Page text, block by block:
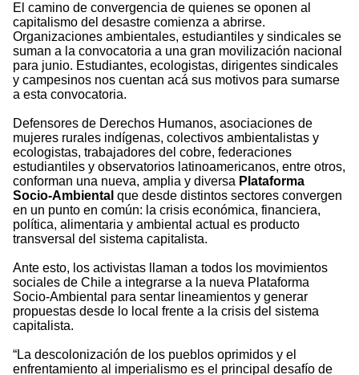
El camino de convergencia de quienes se oponen al
capitalismo del desastre comienza a abrirse.
Organizaciones ambientales, estudiantiles y sindicales se
suman a la convocatoria a una gran movilización nacional
para junio. Estudiantes, ecologistas, dirigentes sindicales
y campesinos nos cuentan acá sus motivos para sumarse
a esta convocatoria.
Defensores de Derechos Humanos, asociaciones de
mujeres rurales indígenas, colectivos ambientalistas y
ecologistas, trabajadores del cobre, federaciones
estudiantiles y observatorios latinoamericanos, entre otros,
conforman una nueva, amplia y diversa Plataforma
Socio-Ambiental que desde distintos sectores convergen
en un punto en común: la crisis económica, financiera,
política, alimentaria y ambiental actual es producto
transversal del sistema capitalista.
Ante esto, los activistas llaman a todos los movimientos
sociales de Chile a integrarse a la nueva Plataforma
Socio-Ambiental para sentar lineamientos y generar
propuestas desde lo local frente a la crisis del sistema
capitalista.
“La descolonización de los pueblos oprimidos y el
enfrentamiento al imperialismo es el principal desafío de